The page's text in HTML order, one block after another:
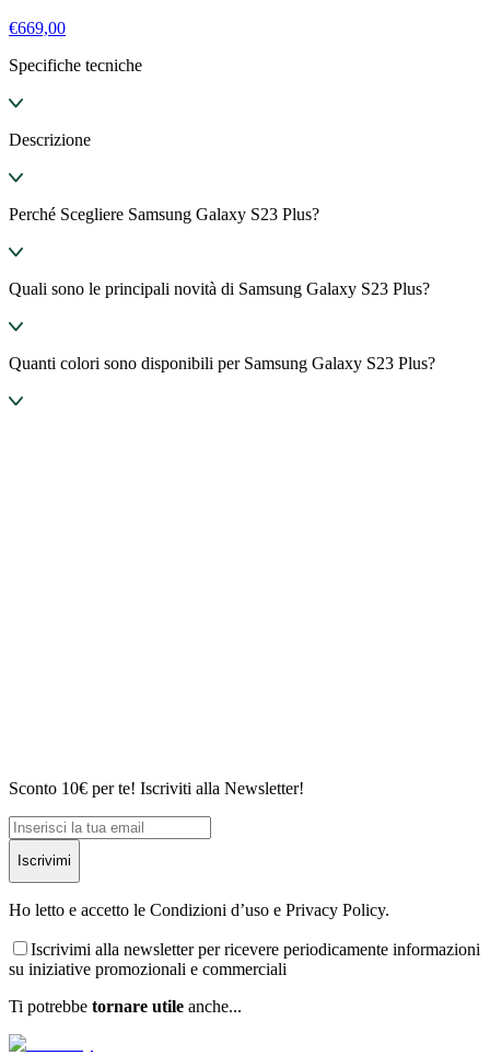
€669,00
Specifiche tecniche
Descrizione
Perché Scegliere Samsung Galaxy S23 Plus?
Quali sono le principali novità di Samsung Galaxy S23 Plus?
Quanti colori sono disponibili per Samsung Galaxy S23 Plus?
Sconto 10€ per te! Iscriviti alla Newsletter!
Iscrivimi
Ho letto e accetto le Condizioni d’uso e Privacy Policy.
Iscrivimi alla newsletter per ricevere periodicamente informazioni
su iniziative promozionali e commerciali
Ti potrebbe tornare utile anche...